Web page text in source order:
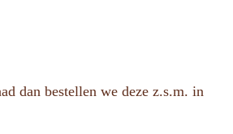
dan bestellen we deze z.s.m. in